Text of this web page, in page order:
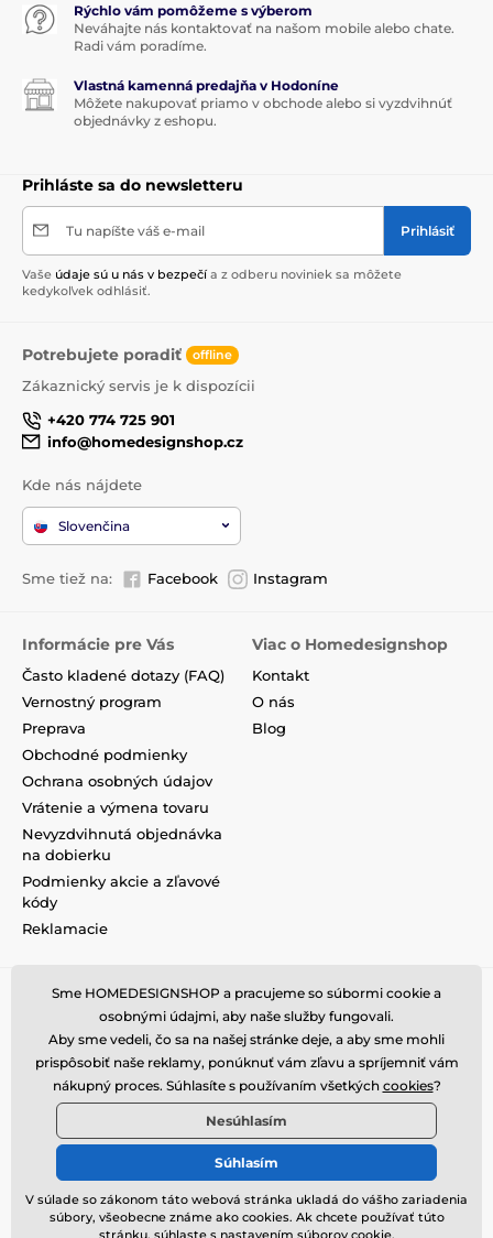
Rýchlo vám pomôžeme s výberom
Neváhajte nás kontaktovať na našom mobile alebo chate.
Radi vám poradíme.
Vlastná kamenná predajňa v Hodoníne
Môžete nakupovať priamo v obchode alebo si vyzdvihnúť
objednávky z eshopu.
Prihláste sa do newsletteru
Tu napíšte váš e-mail Prihlásiť
Vaše údaje sú u nás v bezpečí a z odberu noviniek sa môžete
kedykoľvek odhlásiť.
Potrebujete poradiť offline
Zákaznický servis je k dispozícii
+420 774 725 901
info@homedesignshop.cz
Kde nás nájdete
Slovenčina
Sme tiež na: Facebook Instagram
Informácie pre Vás
Často kladené dotazy (FAQ)
Vernostný program
Preprava
Obchodné podmienky
Ochrana osobných údajov
Vrátenie a výmena tovaru
Nevyzdvihnutá objednávka
na dobierku
Podmienky akcie a zľavové
kódy
Reklamacie
Viac o Homedesignshop
Kontakt
O nás
Blog
© 2026 www.homedesignshop.sk ⦁ E-shop vytvorilaSIMPLIA.cz
Sme HOMEDESIGNSHOP a pracujeme so súbormi cookie a
osobnými údajmi, aby naše služby fungovali.
Aby sme vedeli, čo sa na našej stránke deje, a aby sme mohli
prispôsobiť naše reklamy, ponúknuť vám zľavu a spríjemniť vám
nákupný proces. Súhlasíte s používaním všetkých cookies?
Nesúhlasím
Súhlasím
V súlade so zákonom táto webová stránka ukladá do vášho zariadenia
súbory, všeobecne známe ako cookies. Ak chcete používať túto